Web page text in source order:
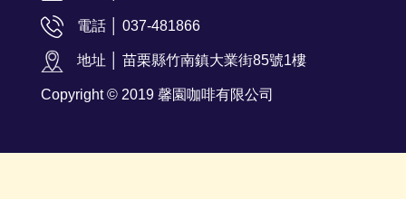
電話 │ 037-481866
地址 │ 苗栗縣竹南鎮大業街85號1樓
Copyright © 2019 馨園咖啡有限公司